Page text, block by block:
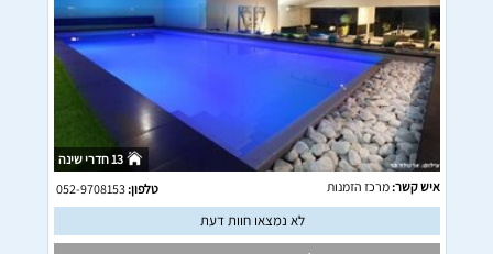
13 חדרי שינה
איש קשר:מרכז הזמנות טלפון:052-9708153
לא נמצאו חוות דעת